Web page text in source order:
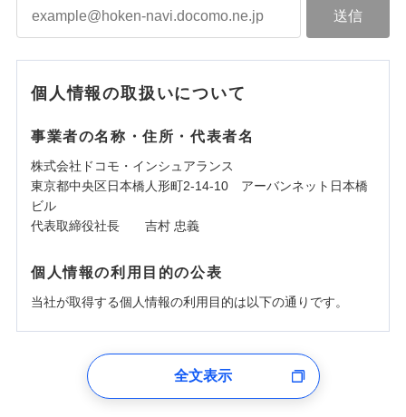
個人情報の取扱いについて
事業者の名称・住所・代表者名
株式会社ドコモ・インシュアランス
東京都中央区日本橋人形町2-14-10 アーバンネット日本橋
ビル
代表取締役社長 吉村 忠義
個人情報の利用目的の公表
当社が取得する個人情報の利用目的は以下の通りです。
ユーザー登録受付および、管理のため
全文表示